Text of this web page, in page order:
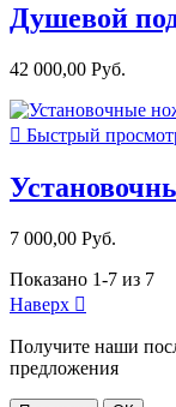
Душевой
42 000,00 Руб.
 Быстрый
7 000,00 Руб.
Показано 1-7 из 7
Наверх 
Получите наши
предложения